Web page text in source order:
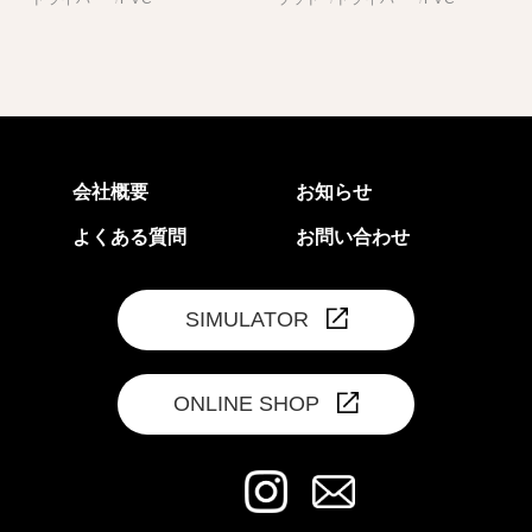
SIMULATOR
ONLINE SHOP
会社概要 お知らせ
よくある質問 お問い合わせ